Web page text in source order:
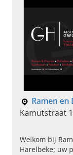
Ramen en
Kamutstraat
Welkom bij
Harelbeke; uw